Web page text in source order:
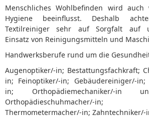
Menschliches Wohlbefinden wird
Hygiene beeinflusst. Deshalb
Textilreiniger sehr auf Sorgfalt auf
Einsatz von Reinigungsmitteln und
Handwerksberufe rund um die
Augenoptiker/-in; Bestattungsfachkraft;
in; Feinoptiker/-in; Gebäudereiniger/-in;
in; Orthopädiemechaniker/-in
Orthopädieschuhmacher/-in;
Thermometermacher/-in; Zahntechniker/-